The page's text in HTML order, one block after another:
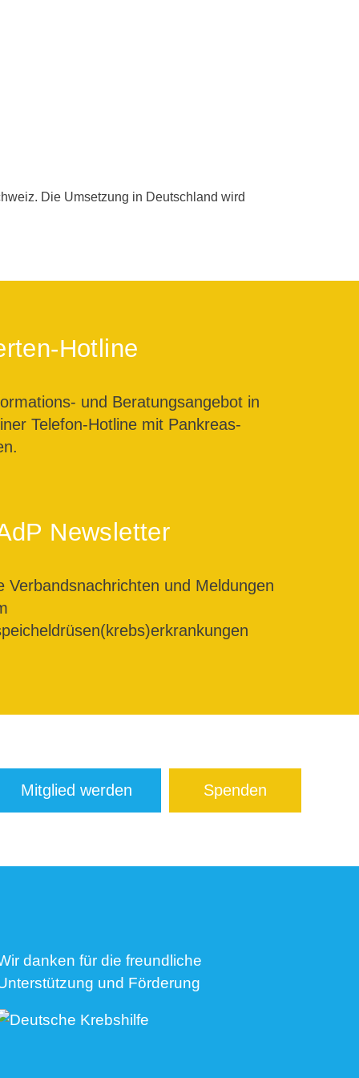
Die Umsetzung in Deutschland wird
Hotline
und Beratungsangebot in
Telefon-Hotline mit Pankreas-
Newsletter
Verbandsnachrichten und Meldungen
Mitglied werden Spenden
danken für die freundliche
und Förderung